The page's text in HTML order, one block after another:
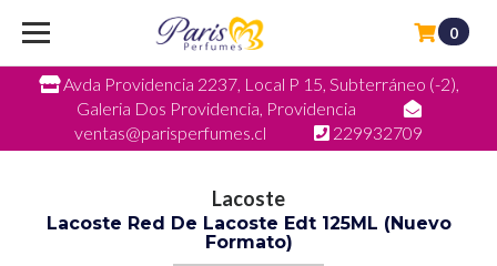
Avda Providencia 2237, Local P 15, Subterráneo (-2),
Galeria Dos Providencia, Providencia
ventas@parisperfumes.cl
229932709
0
Lacoste
Lacoste Red De Lacoste Edt 125ML (Nuevo
Formato)